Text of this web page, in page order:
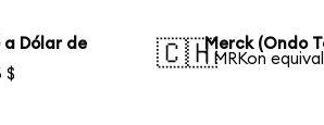
a Dólar de
$
🇨🇭Merck (Ondo
1 MRKon